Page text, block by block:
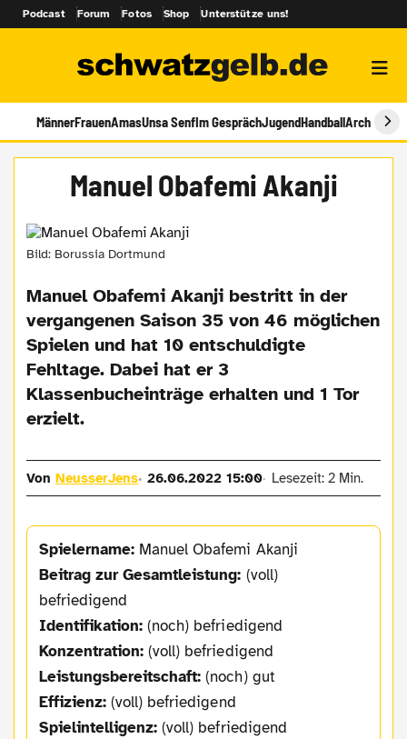
Podcast Forum Fotos Shop Unterstütze uns!
MännerFrauenAmasUnsa SenfIm GesprächJugendHandballArchiv
Manuel Obafemi Akanji
Bild: Borussia Dortmund
Manuel Obafemi Akanji bestritt in der
vergangenen Saison 35 von 46 möglichen
Spielen und hat 10 entschuldigte
Fehltage. Dabei hat er 3
Klassenbucheinträge erhalten und 1 Tor
erzielt.
VonNeusserJens 26.06.2022 15:00 Lesezeit: 2 Min.
Spielername:Manuel Obafemi Akanji
Beitrag zur Gesamtleistung: (voll)
befriedigend
Identifikation: (noch) befriedigend
Konzentration: (voll) befriedigend
Leistungsbereitschaft: (noch) gut
Effizienz:(voll) befriedigend
Spielintelligenz: (voll) befriedigend